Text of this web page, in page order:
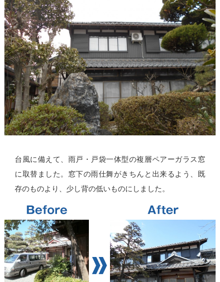
台風に備えて、雨戸・戸袋一体型の複層ペアーガラス窓
に取替ました。窓下の雨仕舞がきちんと出来るよう、既
存のものより、少し背の低いものにしました。